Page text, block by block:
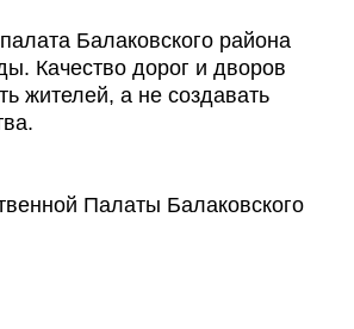
Балаковского района
Качество дорог и дворов
жителей, а не создавать
Палаты Балаковского